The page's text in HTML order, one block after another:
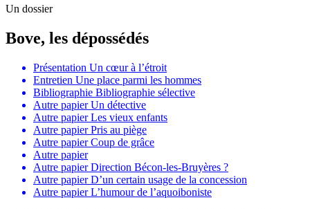
Un dossier
Bove, les dépossédés
Présentation Un cœur à l’étroit
Entretien Une place parmi les hommes
Bibliographie Bibliographie sélective
Autre papierUn détective
Autre papierLes vieux enfants
Autre papierPris au piège
Autre papierCoup de grâce
Autre papier
Autre papierDirection Bécon-les-Bruyères ?
Autre papierD’un certain usage de la concession
Autre papierL’humour de l’aquoiboniste